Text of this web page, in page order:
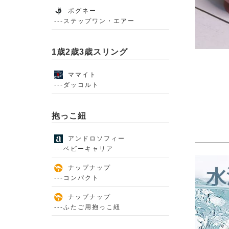
ポグネー
---ステップワン・エアー
1歳2歳3歳スリング
ママイト
---ダッコルト
抱っこ紐
アンドロソフィー
---ベビーキャリア
ナップナップ
---コンパクト
ナップナップ
---ふたご用抱っこ紐